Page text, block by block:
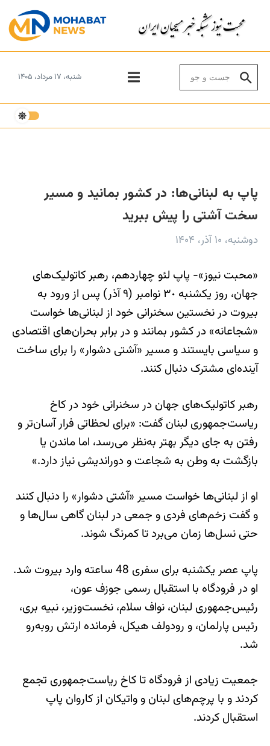
شنبه، ۱۷ مرداد، ۱۴۰۵
پاپ به لبنانی‌ها: در کشور بمانید و مسیر
سخت آشتی را پیش ببرید
دوشنبه، ۱۰ آذر، ۱۴۰۴
«محبت نیوز»- پاپ لئو چهاردهم، رهبر کاتولیک‌های
جهان، روز یکشنبه ۳٠ نوامبر (۹ آذر) پس از ورود به
بیروت در نخستین سخنرانی خود از لبنانی‌ها خواست
«شجاعانه» در کشور بمانند و در برابر بحران‌های اقتصادی
و سیاسی بایستند و مسیر «آشتی دشوار» را برای ساخت
آینده‌ای مشترک دنبال کنند.
رهبر کاتولیک‌های جهان در سخنرانی خود در کاخ
ریاست‌جمهوری لبنان گفت: «برای لحظاتی فرار آسان‌تر و
رفتن به جای دیگر بهتر به‌نظر می‌رسد، اما ماندن یا
بازگشت به وطن به شجاعت و دوراندیشی نیاز دارد.»
او از لبنانی‌ها خواست مسیر «آشتی دشوار» را دنبال کنند
و گفت زخم‌های فردی و جمعی در لبنان گاهی سال‌ها و
حتی نسل‌ها زمان می‌برد تا کمرنگ شوند.
پاپ عصر یکشنبه برای سفری 48 ساعته وارد بیروت شد.
او در فرودگاه با استقبال رسمی جوزف عون،
رئیس‌جمهوری لبنان، نواف سلام، نخست‌وزیر، نبیه بری،
رئیس پارلمان، و رودولف هیكل، فرمانده ارتش روبه‌رو
شد.
جمعیت زیادی از فرودگاه تا کاخ ریاست‌جمهوری تجمع
کردند و با پرچم‌های لبنان و واتیکان از کاروان پاپ
استقبال کردند.